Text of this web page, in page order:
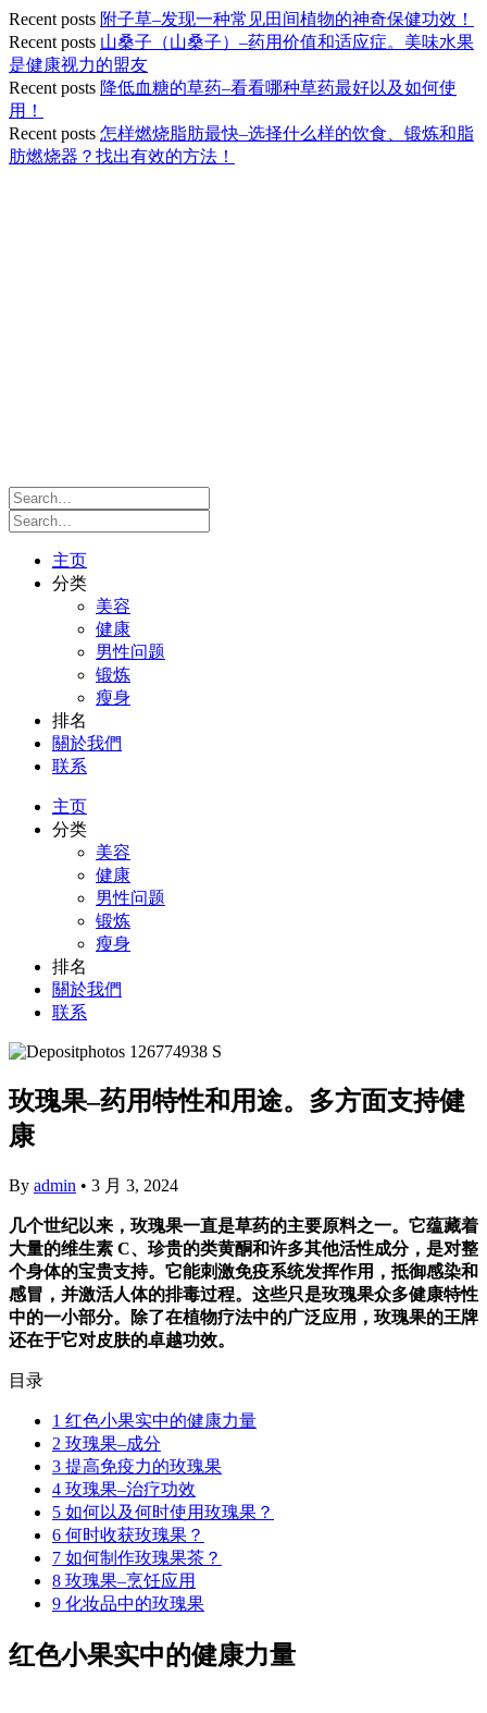
Recent posts 附子草–发现一种常见田间植物的神奇保健功效！
Recent posts 山桑子（山桑子）–药用价值和适应症。美味水果
是健康视力的盟友
Recent posts 降低血糖的草药–看看哪种草药最好以及如何使
用！
Recent posts 怎样燃烧脂肪最快–选择什么样的饮食、锻炼和脂
肪燃烧器？找出有效的方法！
主页
分类
美容
健康
男性问题
锻炼
瘦身
排名
關於我們
联系
主页
分类
美容
健康
男性问题
锻炼
瘦身
排名
關於我們
联系
玫瑰果–药用特性和用途。多方面支持健
康
By admin • 3 月 3, 2024
几个世纪以来，玫瑰果一直是草药的主要原料之一。它蕴藏着
大量的维生素 C、珍贵的类黄酮和许多其他活性成分，是对整
个身体的宝贵支持。它能刺激免疫系统发挥作用，抵御感染和
感冒，并激活人体的排毒过程。这些只是玫瑰果众多健康特性
中的一小部分。除了在植物疗法中的广泛应用，玫瑰果的王牌
还在于它对皮肤的卓越功效。
目录
1 红色小果实中的健康力量
2 玫瑰果–成分
3 提高免疫力的玫瑰果
4 玫瑰果–治疗功效
5 如何以及何时使用玫瑰果？
6 何时收获玫瑰果？
7 如何制作玫瑰果茶？
8 玫瑰果–烹饪应用
9 化妆品中的玫瑰果
红色小果实中的健康力量